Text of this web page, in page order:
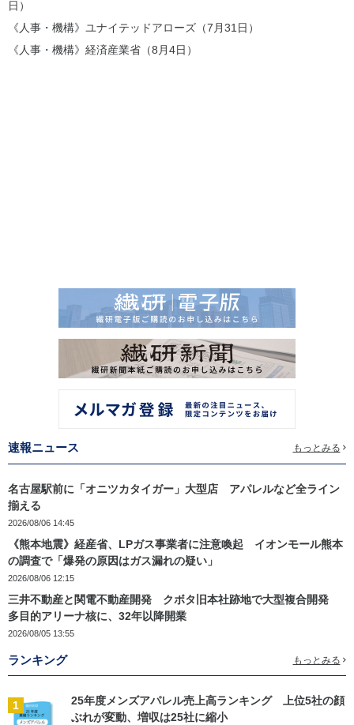
日）
《人事・機構》ユナイテッドアローズ（7月31日）
《人事・機構》経済産業省（8月4日）
速報ニュース もっとみる
名古屋駅前に「オニツカタイガー」大型店 アパレルなど全ライン
揃える
2026/08/06 14:45
《熊本地震》経産省、LPガス事業者に注意喚起 イオンモール熊本
の調査で「爆発の原因はガス漏れの疑い」
2026/08/06 12:15
三井不動産と関電不動産開発 クボタ旧本社跡地で大型複合開発
多目的アリーナ核に、32年以降開業
2026/08/05 13:55
ランキング もっとみる
1
25年度メンズアパレル売上高ランキング 上位5社の顔
ぶれが変動、増収は25社に縮小